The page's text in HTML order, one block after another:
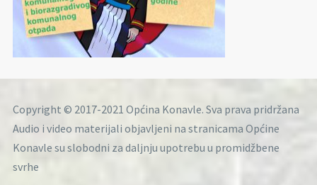
Copyright © 2017-2021 Općina Konavle. Sva prava pridržana
Audio i video materijali objavljeni na stranicama Općine
Konavle su slobodni za daljnju upotrebu u promidžbene
svrhe